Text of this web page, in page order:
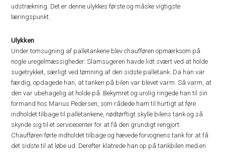
udstrækning. Det er denne ulykkes første og måske vigtigste
læringspunkt.
Ulykken
Under tomsugning af palletankene blev chaufføren opmærksom på
nogle uregelmæssigheder. Slamsugeren havde lidt svært ved at holde
sugetrykket, særligt ved tømning af den sidste palletank. Da han var
færdig, opdagede han, at tanken på bilen var blevet varm. Så varm, at
den var ubehagelig at holde på. Bekymret og urolig ringede han til sin
formand hos Marius Pedersen, som rådede ham til hurtigt at føre
indholdet tilbage til palletankene, nødtørftigt skylle bilens tank og så
skynde sig til et servicecenter for at få den grundigt rengjort.
Chaufføren førte indholdet tilbage og hævede forvognens tank for at få
det sidste til at løbe ud. Derefter klatrede han op på tankbilen med en